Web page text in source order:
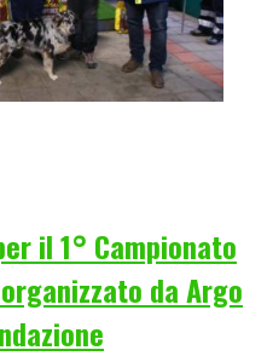
il 1° Campionato
da Argo